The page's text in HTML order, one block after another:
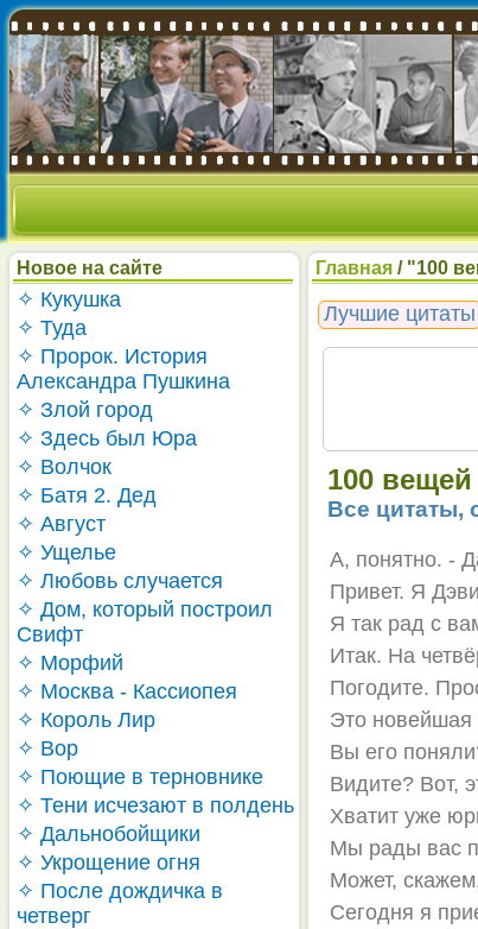
Новое на сайте
✧ Кукушка
✧ Туда
✧ Пророк. История
Александра Пушкина
✧ Злой город
✧ Здесь был Юра
✧ Волчок
✧ Батя 2. Дед
✧ Август
✧ Ущелье
✧ Любовь случается
✧ Дом, который построил
Свифт
✧ Морфий
✧ Москва - Кассиопея
✧ Король Лир
✧ Вор
✧ Поющие в терновнике
✧ Тени исчезают в полдень
✧ Дальнобойщики
✧ Укрощение огня
✧ После дождичка в
четверг
Главная / "100
Лучшие цитаты
100
Все цитаты,
А, понятно. -
Привет. Я
Я так рад с
Итак. На
Погодите.
Это новейшая
Вы его
Видите? Вот,
Хватит уже
Мы рады вас
Может,
Сегодня я